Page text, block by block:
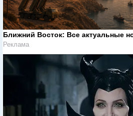
Ближний Восток: Все актуальные
Реклама